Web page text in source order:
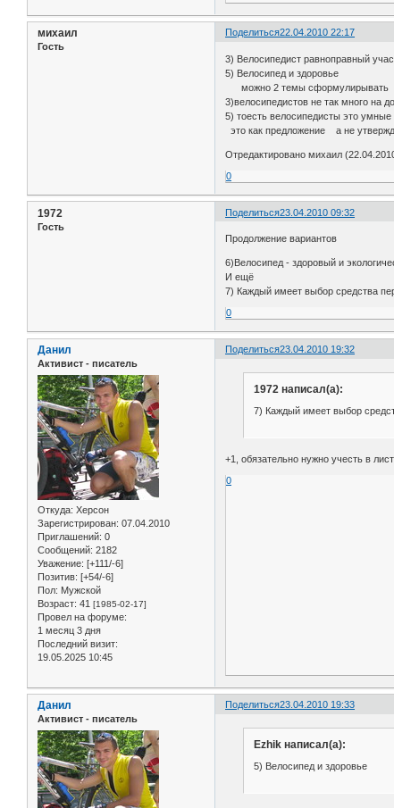
Поделиться22.04.2010 22:17
михаил
Гость
3) Велосипедист равноправный
5) Велосипед и здоровье
можно 2 темы сформулирывать
3)велосипедистов не так много на
5) тоесть велосипедисты это
это как предложение а не
Отредактировано михаил
0
Поделиться23.04.2010 09:32
1972
Гость
Продолжение вариантов
6)Велосипед - здоровый и
И ещё
7) Каждый имеет выбор средства
0
Поделиться23.04.2010 19:32
Данил
Активист - писатель
Откуда: Херсон
Зарегистрирован: 07.04.2010
Приглашений: 0
Сообщений: 2182
Уважение: [+111/-6]
Позитив: [+54/-6]
Пол: Мужской
Возраст: 41 [1985-02-17]
Провел на форуме:
1 месяц 3 дня
Последний визит:
19.05.2025 10:45
1972 написал(а):
7) Каждый имеет выбор
+1, обязательно нужно учесть в
0
Поделиться23.04.2010 19:33
Данил
Активист - писатель
Ezhik написал(а):
5) Велосипед и здоровье